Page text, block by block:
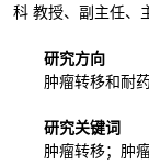
科 教授、副主任、
研究方向
肿瘤转移和耐
研究关键词
肿瘤转移；肿